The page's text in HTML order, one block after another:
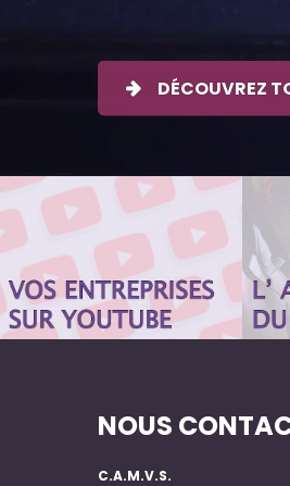
DÉCOUVREZ
NOUS
C.A.M.V.S.